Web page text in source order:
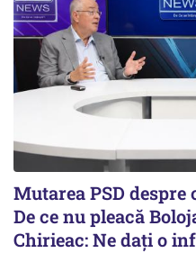
Mutarea PSD despre
De ce nu pleacă
Chirieac: Ne dați o